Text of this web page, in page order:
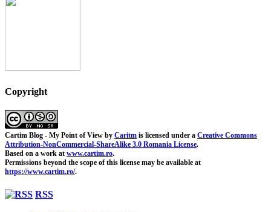
Copyright
Cartim Blog - My Point of View by Caritm is licensed under a Creative Commons
Attribution-NonCommercial-ShareAlike 3.0 Romania License.
Based on a work at www.cartim.ro.
Permissions beyond the scope of this license may be available at
https://www.cartim.ro/.
RSS